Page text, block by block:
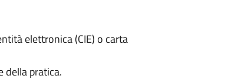
elettronica (CIE) o carta
della pratica.